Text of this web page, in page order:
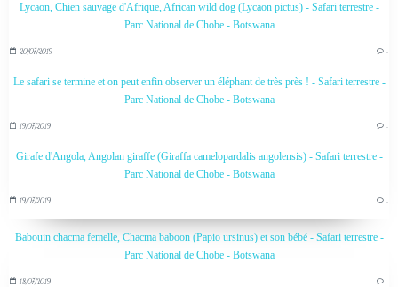
Lycaon, Chien sauvage d'Afrique, African wild dog (Lycaon pictus) - Safari terrestre -
Parc National de Chobe - Botswana
20/07/2019 …
Le safari se termine et on peut enfin observer un éléphant de très près ! - Safari terrestre -
Parc National de Chobe - Botswana
19/07/2019 …
Girafe d'Angola, Angolan giraffe (Giraffa camelopardalis angolensis) - Safari terrestre -
Parc National de Chobe - Botswana
19/07/2019 …
Babouin chacma femelle, Chacma baboon (Papio ursinus) et son bébé - Safari terrestre -
Parc National de Chobe - Botswana
18/07/2019 …